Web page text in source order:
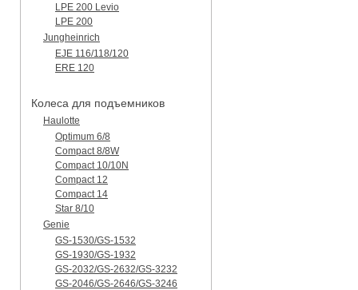
LPE 200 Levio
LPE 200
Jungheinrich
EJE 116/118/120
ERE 120
Колеса для подъемников
Haulotte
Optimum 6/8
Compact 8/8W
Compact 10/10N
Compact 12
Compact 14
Star 8/10
Genie
GS-1530/GS-1532
GS-1930/GS-1932
GS-2032/GS-2632/GS-3232
GS-2046/GS-2646/GS-3246